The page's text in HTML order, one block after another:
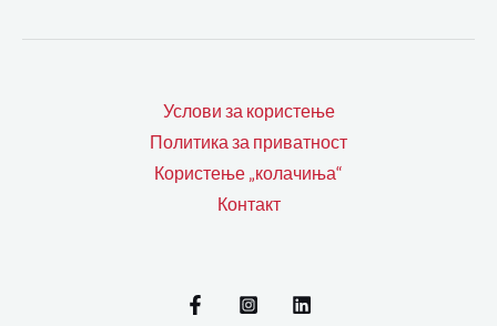
Услови за користење
Политика за приватност
Користење „колачиња“
Контакт